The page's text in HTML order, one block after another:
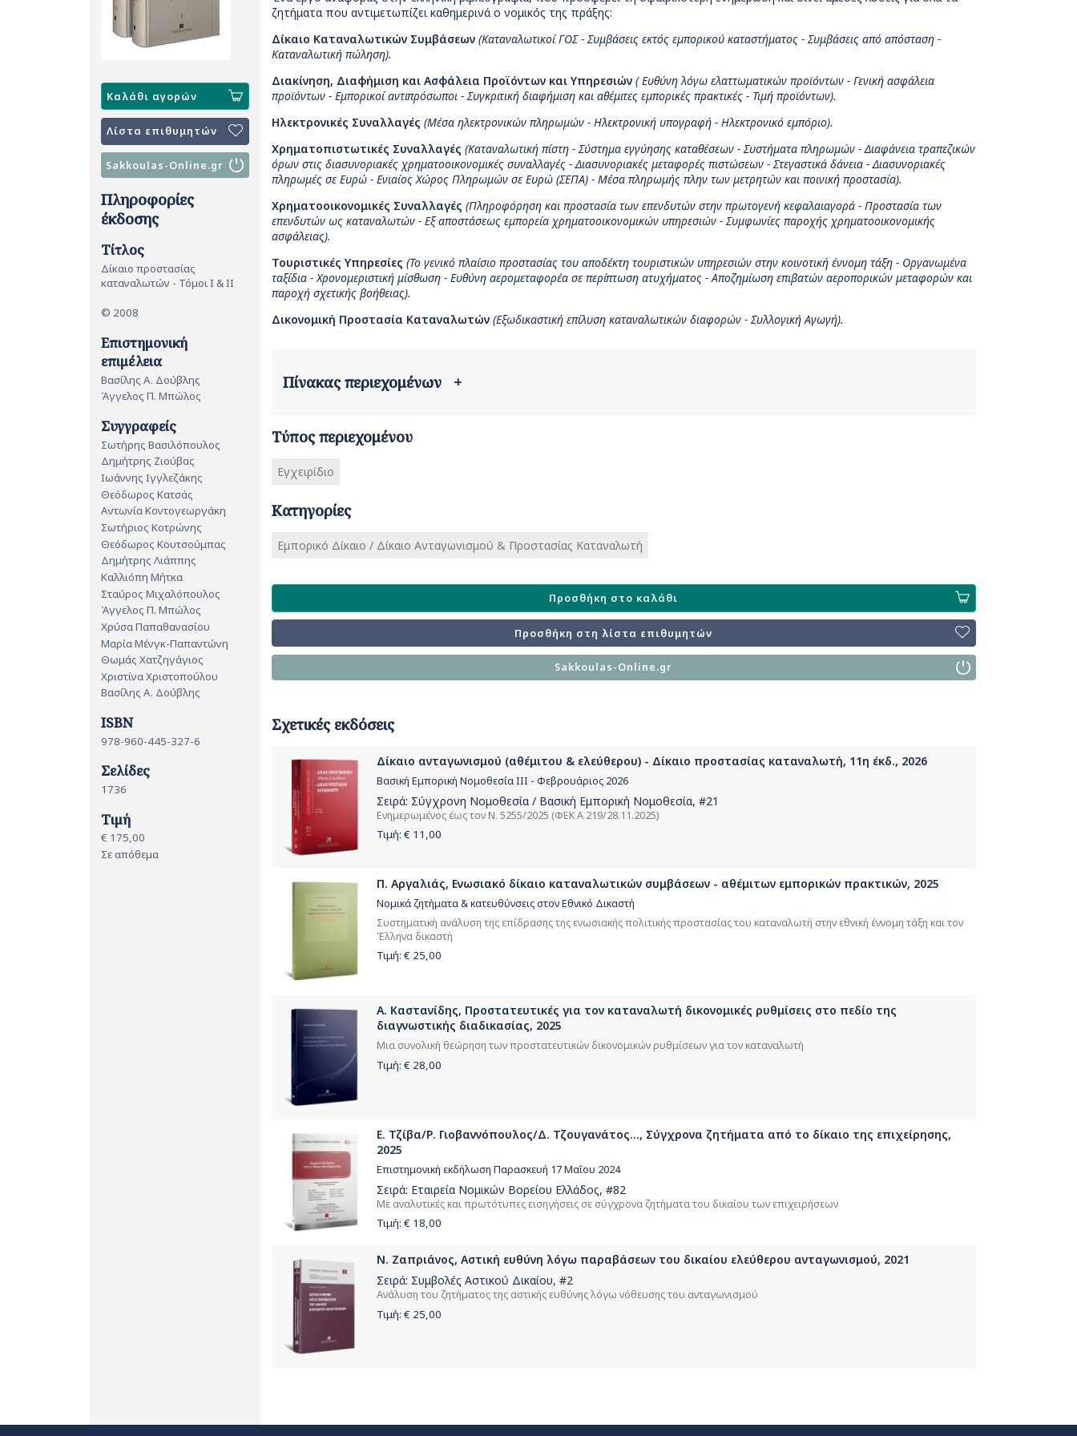
Καλάθι αγορών
Λίστα επιθυμητών
Sakkoulas-Online.gr
Πληροφορίες
έκδοσης
Τίτλος
Δίκαιο προστασίας
καταναλωτών - Τόμοι Ι & ΙΙ
© 2008
Επιστημονική
επιμέλεια
Βασίλης Α. Δούβλης
Άγγελος Π. Μπώλος
Συγγραφείς
Σωτήρης Βασιλόπουλος
Δημήτρης Ζιούβας
Ιωάννης Ιγγλεζάκης
Θεόδωρος Κατσάς
Αντωνία Κοντογεωργάκη
Σωτήριος Κοτρώνης
Θεόδωρος Κουτσούμπας
Δημήτρης Λιάππης
Καλλιόπη Μήτκα
Σταύρος Μιχαλόπουλος
Άγγελος Π. Μπώλος
Χρύσα Παπαθανασίου
Μαρία Μένγκ-Παπαντώνη
Θωμάς Χατζηγάγιος
Χριστίνα Χριστοπούλου
Βασίλης Α. Δούβλης
ISBN
978-960-445-327-6
Σελίδες
1736
Τιμή
€ 175,00
Σε απόθεμα
ζητήματα που αντιμετωπίζει καθημερινά ο νομικός της πράξης:
Δίκαιο Καταναλωτικών Συμβάσεων (Καταναλωτικοί ΓΟΣ - Συμβάσεις εκτός εμπορικού καταστήματος - Συμβάσεις από απόσταση -
Καταναλωτική πώληση).
Διακίνηση, Διαφήμιση και Ασφάλεια Προϊόντων και Υπηρεσιών (Ευθύνη λόγω ελαττωματικών προϊόντων - Γενική ασφάλεια
προϊόντων - Εμπορικοί αντιπρόσωποι - Συγκριτική διαφήμιση και αθέμιτες εμπορικές πρακτικές - Τιμή προϊόντων).
Ηλεκτρονικές Συναλλαγές (Μέσα ηλεκτρονικών πληρωμών - Ηλεκτρονική υπογραφή - Ηλεκτρονικό εμπόριο).
Χρηματοπιστωτικές Συναλλαγές (Καταναλωτική πίστη - Σύστημα εγγύησης καταθέσεων - Συστήματα πληρωμών - Διαφάνεια τραπεζικών
όρων στις διασυνοριακές χρηματοοικονομικές συναλλαγές - Διασυνοριακές μεταφορές πιστώσεων - Στεγαστικά δάνεια - Διασυνοριακές
πληρωμές σε Ευρώ - Ενιαίος Χώρος Πληρωμών σε Ευρώ (ΣΕΠΑ) - Μέσα πληρωμής πλην των μετρητών και ποινική προστασία).
Χρηματοοικονομικές Συναλλαγές (Πληροφόρηση και προστασία των επενδυτών στην πρωτογενή κεφαλαιαγορά - Προστασία των
επενδυτών ως καταναλωτών - Εξ αποστάσεως εμπορεία χρηματοοικονομικών υπηρεσιών - Συμφωνίες παροχής χρηματοοικονομικής
ασφάλειας).
Τουριστικές Υπηρεσίες (Το γενικό πλαίσιο προστασίας του αποδέκτη τουριστικών υπηρεσιών στην κοινοτική έννομη τάξη - Οργανωμένα
ταξίδια - Χρονομεριστική μίσθωση - Ευθύνη αερομεταφορέα σε περίπτωση ατυχήματος - Αποζημίωση επιβατών αεροπορικών μεταφορών και
παροχή σχετικής βοήθειας).
Δικονομική Προστασία Καταναλωτών (Εξωδικαστική επίλυση καταναλωτικών διαφορών - Συλλογική Αγωγή).
Πίνακας περιεχομένων +
Τύπος περιεχομένου
Εγχειρίδιο
Κατηγορίες
Εμπορικό Δίκαιο / Δίκαιο Ανταγωνισμού & Προστασίας Καταναλωτή
Προσθήκη στο καλάθι
Προσθήκη στη λίστα επιθυμητών
Sakkoulas-Online.gr
Σχετικές εκδόσεις
Δίκαιο ανταγωνισμού (αθέμιτου & ελεύθερου) - Δίκαιο προστασίας καταναλωτή, 11η έκδ., 2026
Βασική Εμπορική Νομοθεσία ΙΙΙ - Φεβρουάριος 2026
Σειρά: Σύγχρονη Νομοθεσία / Βασική Εμπορική Νομοθεσία, #21
Ενημερωμένος έως τον Ν. 5255/2025 (ΦΕΚ Α 219/28.11.2025)
Τιμή: € 11,00
Π. Αργαλιάς, Ενωσιακό δίκαιο καταναλωτικών συμβάσεων - αθέμιτων εμπορικών πρακτικών, 2025
Νομικά ζητήματα & κατευθύνσεις στον Εθνικό Δικαστή
Συστηματική ανάλυση της επίδρασης της ενωσιακής πολιτικής προστασίας του καταναλωτή στην εθνική έννομη τάξη και τον
Έλληνα δικαστή
Τιμή: € 25,00
Α. Καστανίδης, Προστατευτικές για τον καταναλωτή δικονομικές ρυθμίσεις στο πεδίο της
διαγνωστικής διαδικασίας, 2025
Μια συνολική θεώρηση των προστατευτικών δικονομικών ρυθμίσεων για τον καταναλωτή
Τιμή: € 28,00
Ε. Τζίβα/Ρ. Γιοβαννόπουλος/Δ. Τζουγανάτος..., Σύγχρονα ζητήματα από το δίκαιο της επιχείρησης,
2025
Επιστημονική εκδήλωση Παρασκευή 17 Μαΐου 2024
Σειρά: Εταιρεία Νομικών Βορείου Ελλάδος, #82
Με αναλυτικές και πρωτότυπες εισηγήσεις σε σύγχρονα ζητήματα του δικαίου των επιχειρήσεων
Τιμή: € 18,00
Ν. Ζαπριάνος, Αστική ευθύνη λόγω παραβάσεων του δικαίου ελεύθερου ανταγωνισμού, 2021
Σειρά: Συμβολές Αστικού Δικαίου, #2
Ανάλυση του ζητήματος της αστικής ευθύνης λόγω νόθευσης του ανταγωνισμού
Τιμή: € 25,00